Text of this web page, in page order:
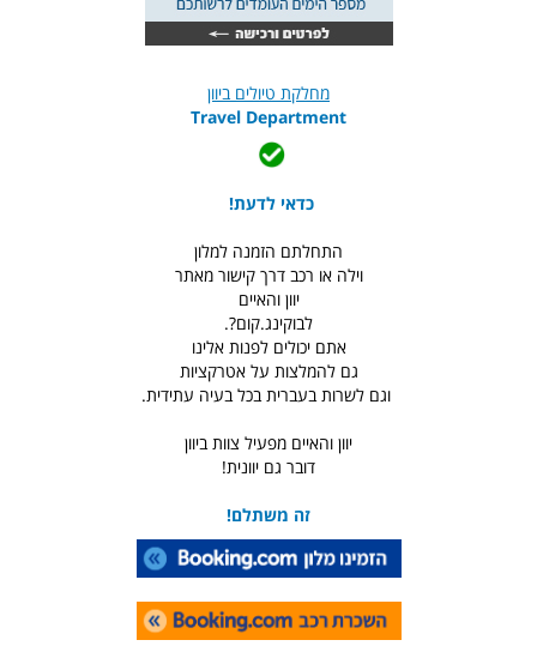
מחלקת טיולים ביוון
Travel Department
כדאי לדעת!
התחלתם הזמנה למלון
וילה או רכב דרך קישור מאתר
יוון והאיים
לבוקינג.קום?.
אתם יכולים לפנות אלינו
גם להמלצות על אטרקציות
וגם לשרות בעברית בכל בעיה עתידית.
יוון והאיים מפעיל צוות ביוון
דובר גם יוונית!
זה משתלם!